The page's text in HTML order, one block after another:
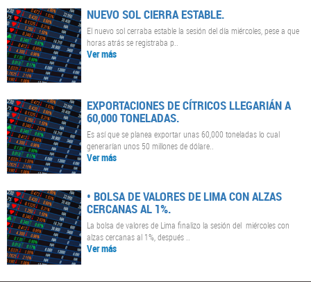
NUEVO SOL CIERRA ESTABLE.
El nuevo sol cerraba estable la sesión del día miércoles, pese a que
horas atrás se registraba p..
Ver más
EXPORTACIONES DE CÍTRICOS LLEGARIÁN A
60,000 TONELADAS.
Es así que se planea exportar unas 60,000 toneladas lo cual
generarían unos 50 millones de dólare..
Ver más
• BOLSA DE VALORES DE LIMA CON ALZAS
CERCANAS AL 1%.
La bolsa de valores de Lima finalizo la sesión del miércoles con
alzas cercanas al 1%, después ..
Ver más